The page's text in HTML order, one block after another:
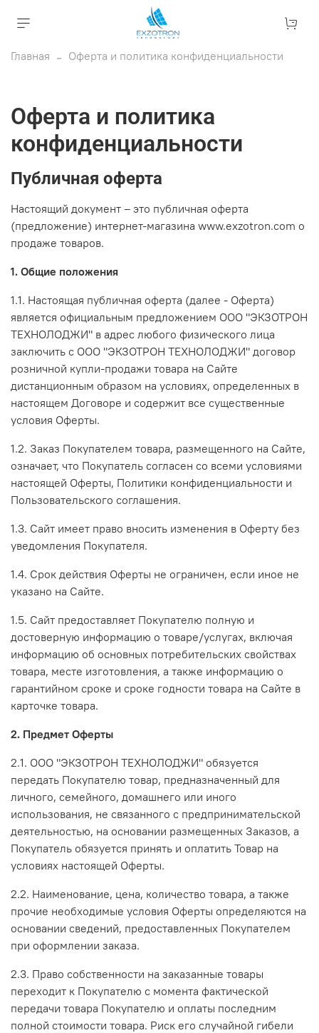
Главная Оферта и политика конфиденциальности
Оферта и политика
конфиденциальности
Публичная оферта
Настоящий документ – это публичная оферта
(предложение) интернет-магазина www.exzotron.com о
продаже товаров.
1. Общие положения
1.1. Настоящая публичная оферта (далее - Оферта)
является официальным предложением ООО "ЭКЗОТРОН
ТЕХНОЛОДЖИ" в адрес любого физического лица
заключить с ООО "ЭКЗОТРОН ТЕХНОЛОДЖИ" договор
розничной купли-продажи товара на Сайте
дистанционным образом на условиях, определенных в
настоящем Договоре и содержит все существенные
условия Оферты.
1.2. Заказ Покупателем товара, размещенного на Сайте,
означает, что Покупатель согласен со всеми условиями
настоящей Оферты, Политики конфиденциальности и
Пользовательского соглашения.
1.3. Сайт имеет право вносить изменения в Оферту без
уведомления Покупателя.
1.4. Срок действия Оферты не ограничен, если иное не
указано на Сайте.
1.5. Сайт предоставляет Покупателю полную и
достоверную информацию о товаре/услугах, включая
информацию об основных потребительских свойствах
товара, месте изготовления, а также информацию о
гарантийном сроке и сроке годности товара на Сайте в
карточке товара.
2. Предмет Оферты
2.1. ООО "ЭКЗОТРОН ТЕХНОЛОДЖИ" обязуется
передать Покупателю товар, предназначенный для
личного, семейного, домашнего или иного
использования, не связанного с предпринимательской
деятельностью, на основании размещенных Заказов, а
Покупатель обязуется принять и оплатить Товар на
условиях настоящей Оферты.
2.2. Наименование, цена, количество товара, а также
прочие необходимые условия Оферты определяются на
основании сведений, предоставленных Покупателем
при оформлении заказа.
2.3. Право собственности на заказанные товары
переходит к Покупателю с момента фактической
передачи товара Покупателю и оплаты последним
полной стоимости товара. Риск его случайной гибели